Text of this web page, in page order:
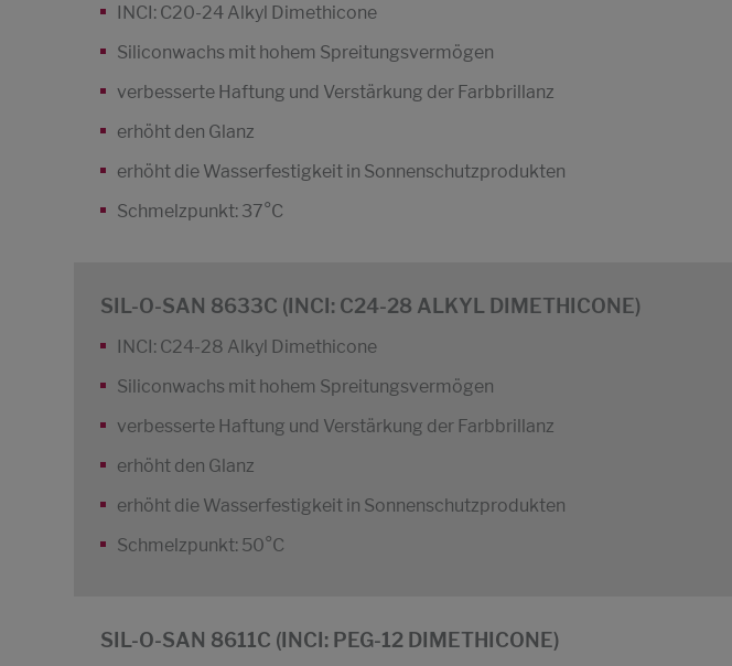
INCI: C20-24 Alkyl Dimethicone
Siliconwachs mit hohem Spreitungsvermögen
verbesserte Haftung und Verstärkung der Farbbrillanz
erhöht den Glanz
erhöht die Wasserfestigkeit in Sonnenschutzprodukten
Schmelzpunkt: 37°C
SIL-O-SAN 8633C (INCI: C24-28 ALKYL DIMETHICONE)
INCI: C24-28 Alkyl Dimethicone
Siliconwachs mit hohem Spreitungsvermögen
verbesserte Haftung und Verstärkung der Farbbrillanz
erhöht den Glanz
erhöht die Wasserfestigkeit in Sonnenschutzprodukten
Schmelzpunkt: 50°C
SIL-O-SAN 8611C (INCI: PEG-12 DIMETHICONE)